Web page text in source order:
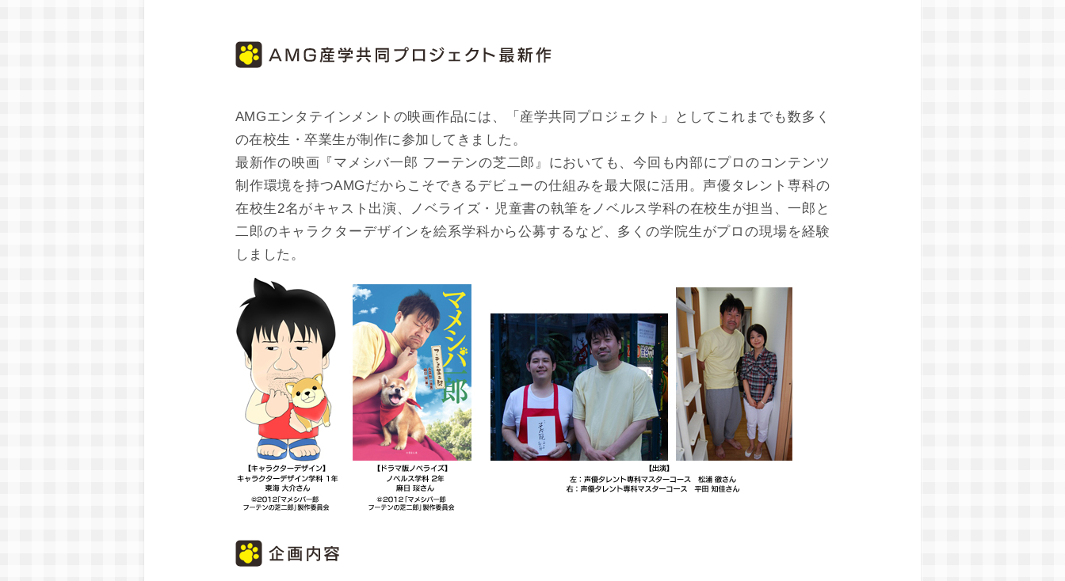
AMGエンタテインメントの映画作品には、「産学共同プロジェクト」としてこれまでも数多く
の在校生・卒業生が制作に参加してきました。
最新作の映画『マメシバ一郎 フーテンの芝二郎』においても、今回も内部にプロのコンテンツ
制作環境を持つAMGだからこそできるデビューの仕組みを最大限に活用。声優タレント専科の
在校生2名がキャスト出演、ノベライズ・児童書の執筆をノベルス学科の在校生が担当、一郎と
二郎のキャラクターデザインを絵系学科から公募するなど、多くの学院生がプロの現場を経験
しました。